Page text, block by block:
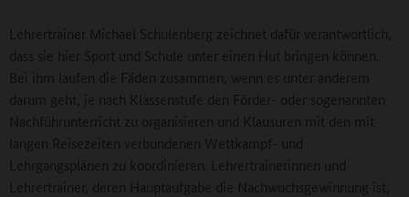
Lehrertrainer Michael Schulenberg zeichnet dafür verantwortlich,
dass sie hier Sport und Schule unter einen Hut bringen können.
Bei ihm laufen die Fäden zusammen, wenn es unter anderem
darum geht, je nach Klassenstufe den Förder- oder sogenannten
Nachführunterricht zu organisieren und Klausuren mit den mit
langen Reisezeiten verbundenen Wettkampf- und
Lehrgangsplänen zu koordinieren. Lehrertrainerinnen und
Lehrertrainer, deren Hauptaufgabe die Nachwuchsgewinnung ist,